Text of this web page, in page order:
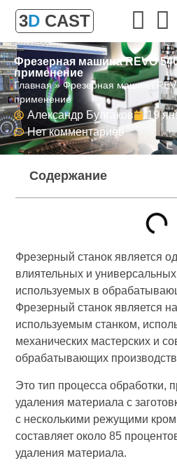
3D CAST
Фрезерная машина REVO
применение
Главная»Фрезерная машина
применение
Александр Булгаков 19
Нет комментариев
Содержание
Фрезерный станок является
влиятельных и
используемых в
Фрезерный станок является
используемым станком,
механических мастерских и
обрабатывающих
Это тип процесса обработки,
удаления материала с
с несколькими режущими
составляет около 85
удаления материала.